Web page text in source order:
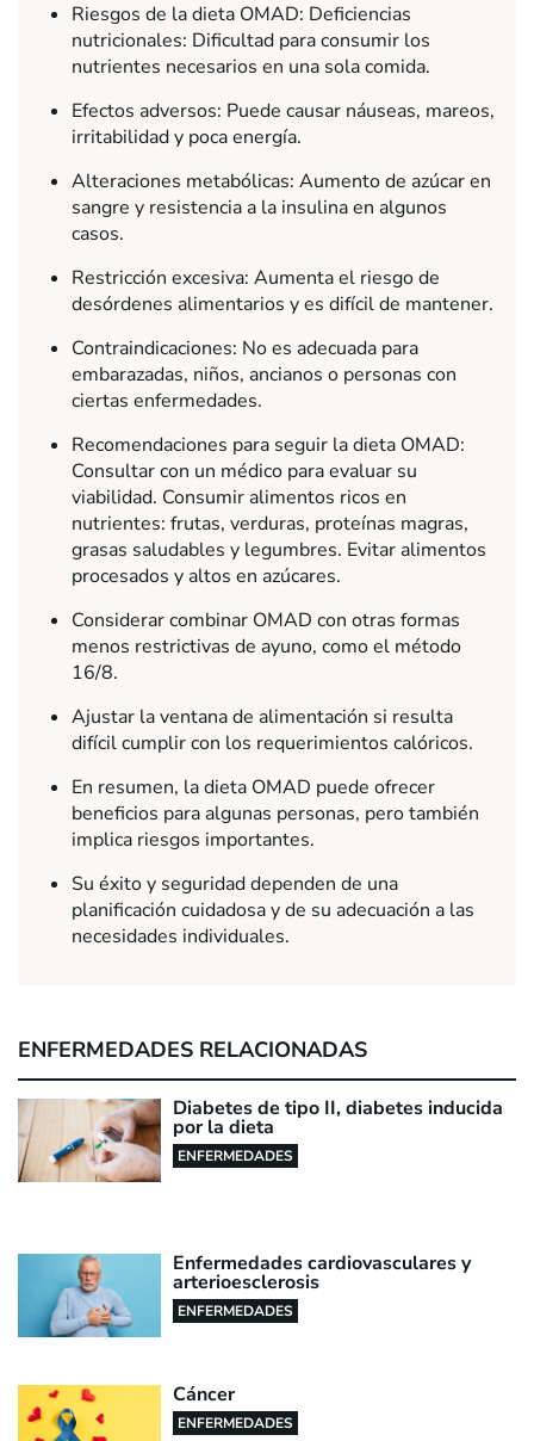
Riesgos de la dieta OMAD: Deficiencias
nutricionales: Dificultad para consumir los
nutrientes necesarios en una sola comida.
Efectos adversos: Puede causar náuseas, mareos,
irritabilidad y poca energía.
Alteraciones metabólicas: Aumento de azúcar en
sangre y resistencia a la insulina en algunos
casos.
Restricción excesiva: Aumenta el riesgo de
desórdenes alimentarios y es difícil de mantener.
Contraindicaciones: No es adecuada para
embarazadas, niños, ancianos o personas con
ciertas enfermedades.
Recomendaciones para seguir la dieta OMAD:
Consultar con un médico para evaluar su
viabilidad. Consumir alimentos ricos en
nutrientes: frutas, verduras, proteínas magras,
grasas saludables y legumbres. Evitar alimentos
procesados y altos en azúcares.
Considerar combinar OMAD con otras formas
menos restrictivas de ayuno, como el método
16/8.
Ajustar la ventana de alimentación si resulta
difícil cumplir con los requerimientos calóricos.
En resumen, la dieta OMAD puede ofrecer
beneficios para algunas personas, pero también
implica riesgos importantes.
Su éxito y seguridad dependen de una
planificación cuidadosa y de su adecuación a las
necesidades individuales.
ENFERMEDADES RELACIONADAS
Diabetes de tipo II, diabetes inducida
por la dieta
ENFERMEDADES
Enfermedades cardiovasculares y
arterioesclerosis
ENFERMEDADES
Cáncer
ENFERMEDADES